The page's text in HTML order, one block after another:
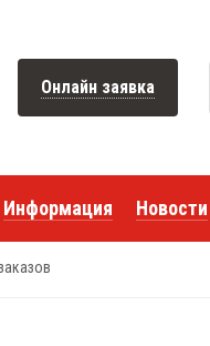
Онлайн заявка
Информация Новости